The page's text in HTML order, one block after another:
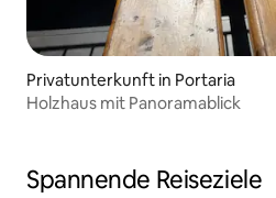
Privatunterkunft in Portaria
Holzhaus mit Panoramablick
Spannende Reiseziele